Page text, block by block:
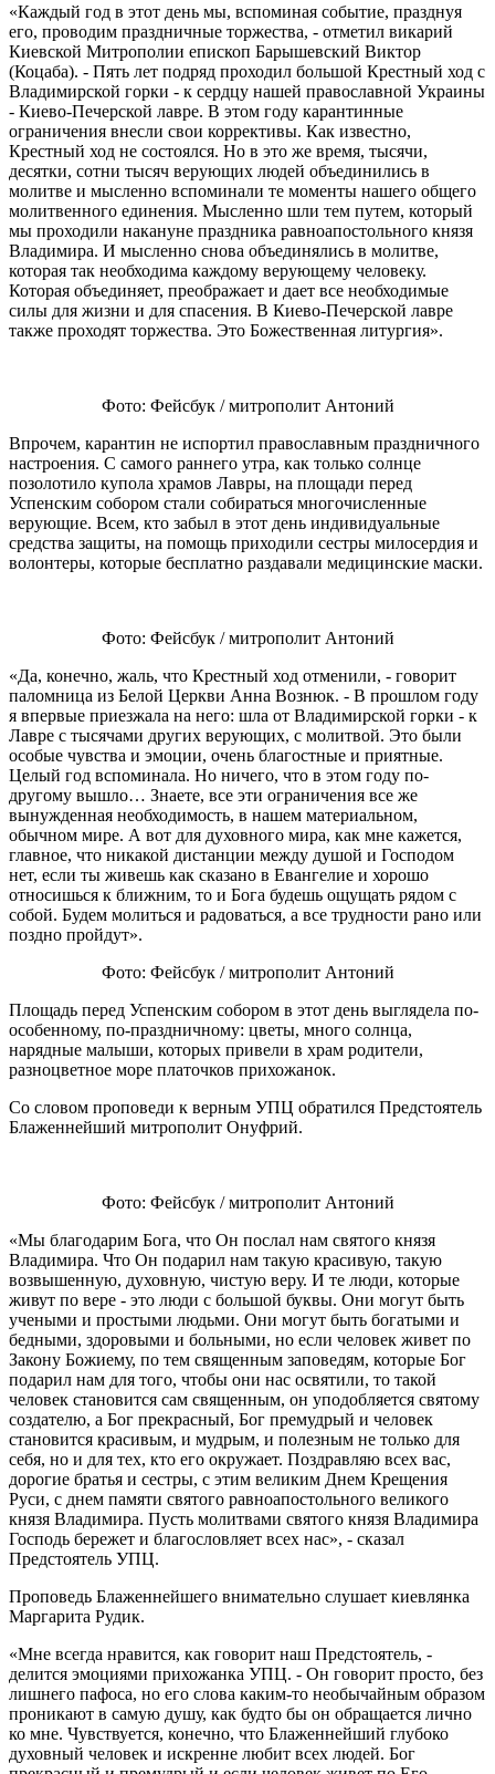
«Каждый год в этот день мы, вспоминая событие, празднуя
его, проводим праздничные торжества, - отметил викарий
Киевской Митрополии епископ Барышевский Виктор
(Коцаба). - Пять лет подряд проходил большой Крестный ход с
Владимирской горки - к сердцу нашей православной Украины
- Киево-Печерской лавре. В этом году карантинные
ограничения внесли свои коррективы. Как известно,
Крестный ход не состоялся. Но в это же время, тысячи,
десятки, сотни тысяч верующих людей объединились в
молитве и мысленно вспоминали те моменты нашего общего
молитвенного единения. Мысленно шли тем путем, который
мы проходили накануне праздника равноапостольного князя
Владимира. И мысленно снова объединялись в молитве,
которая так необходима каждому верующему человеку.
Которая объединяет, преображает и дает все необходимые
силы для жизни и для спасения. В Киево-Печерской лавре
также проходят торжества. Это Божественная литургия».
Фото: Фейсбук / митрополит Антоний
Впрочем, карантин не испортил православным праздничного
настроения. С самого раннего утра, как только солнце
позолотило купола храмов Лавры, на площади перед
Успенским собором стали собираться многочисленные
верующие. Всем, кто забыл в этот день индивидуальные
средства защиты, на помощь приходили сестры милосердия и
волонтеры, которые бесплатно раздавали медицинские маски.
Фото: Фейсбук / митрополит Антоний
«Да, конечно, жаль, что Крестный ход отменили, - говорит
паломница из Белой Церкви Анна Вознюк. - В прошлом году
я впервые приезжала на него: шла от Владимирской горки - к
Лавре с тысячами других верующих, с молитвой. Это были
особые чувства и эмоции, очень благостные и приятные.
Целый год вспоминала. Но ничего, что в этом году по-
другому вышло… Знаете, все эти ограничения все же
вынужденная необходимость, в нашем материальном,
обычном мире. А вот для духовного мира, как мне кажется,
главное, что никакой дистанции между душой и Господом
нет, если ты живешь как сказано в Евангелие и хорошо
относишься к ближним, то и Бога будешь ощущать рядом с
собой. Будем молиться и радоваться, а все трудности рано или
поздно пройдут».
Фото: Фейсбук / митрополит Антоний
Площадь перед Успенским собором в этот день выглядела по-
особенному, по-праздничному: цветы, много солнца,
нарядные малыши, которых привели в храм родители,
разноцветное море платочков прихожанок.
Со словом проповеди к верным УПЦ обратился Предстоятель
Блаженнейший митрополит Онуфрий.
Фото: Фейсбук / митрополит Антоний
«Мы благодарим Бога, что Он послал нам святого князя
Владимира. Что Он подарил нам такую красивую, такую
возвышенную, духовную, чистую веру. И те люди, которые
живут по вере - это люди с большой буквы. Они могут быть
учеными и простыми людьми. Они могут быть богатыми и
бедными, здоровыми и больными, но если человек живет по
Закону Божиему, по тем священным заповедям, которые Бог
подарил нам для того, чтобы они нас освятили, то такой
человек становится сам священным, он уподобляется святому
создателю, а Бог прекрасный, Бог премудрый и человек
становится красивым, и мудрым, и полезным не только для
себя, но и для тех, кто его окружает. Поздравляю всех вас,
дорогие братья и сестры, с этим великим Днем Крещения
Руси, с днем памяти святого равноапостольного великого
князя Владимира. Пусть молитвами святого князя Владимира
Господь бережет и благословляет всех нас», - сказал
Предстоятель УПЦ.
Проповедь Блаженнейшего внимательно слушает киевлянка
Маргарита Рудик.
«Мне всегда нравится, как говорит наш Предстоятель, -
делится эмоциями прихожанка УПЦ. - Он говорит просто, без
лишнего пафоса, но его слова каким-то необычайным образом
проникают в самую душу, как будто бы он обращается лично
ко мне. Чувствуется, конечно, что Блаженнейший глубоко
духовный человек и искренне любит всех людей. Бог